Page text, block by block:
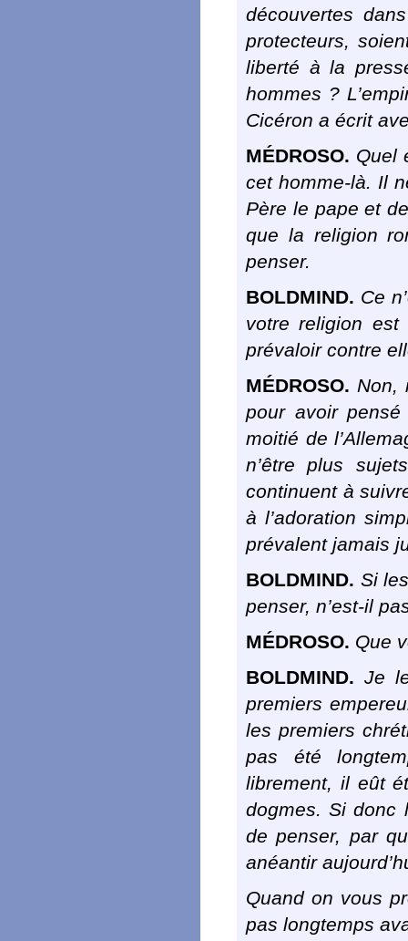
découvertes
protecteurs,
liberté à la
hommes ?
Cicéron a écrit
MÉDROSO. Quel
cet homme-là. Il
Père le pape et
que la religion
penser.
BOLDMIND. Ce
votre religion
prévaloir contre
MÉDROSO. Non,
pour avoir
moitié de
n’être plus
continuent à
à l’adoration
prévalent jamais
BOLDMIND. Si
penser, n’est-il
MÉDROSO. Que
BOLDMIND. Je
premiers
les premiers
pas été
librement, il eût
dogmes. Si donc
de penser, par
anéantir
Quand on vous
pas longtemps